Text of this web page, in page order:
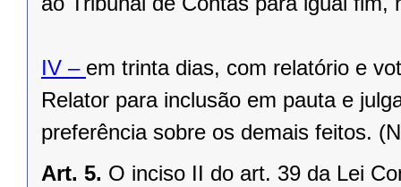
IV – em trinta dias, com relatório e
Relator para inclusão em pauta e
preferência sobre os demais feitos.
Art. 5. O inciso II do art. 39 da Lei